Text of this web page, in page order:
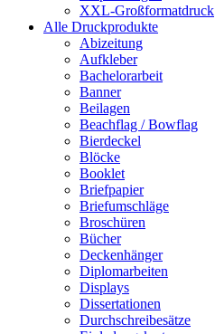
XXL-Großformatdruck
Alle Druckprodukte
Abizeitung
Aufkleber
Bachelorarbeit
Banner
Beilagen
Beachflag / Bowflag
Bierdeckel
Blöcke
Booklet
Briefpapier
Briefumschläge
Broschüren
Bücher
Deckenhänger
Diplomarbeiten
Displays
Dissertationen
Durchschreibesätze